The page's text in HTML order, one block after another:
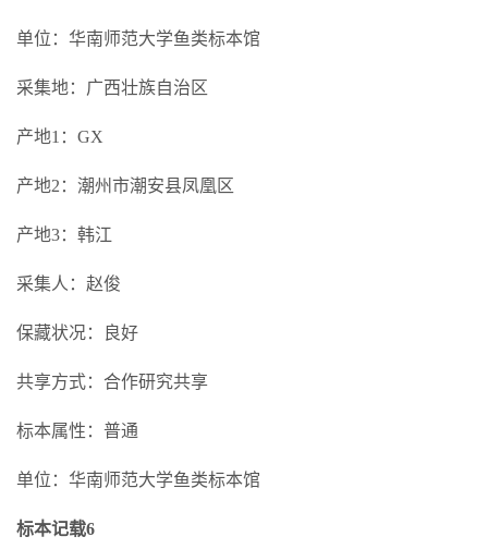
单位：华南师范大学鱼类标本馆
采集地：广西壮族自治区
产地1：GX
产地2：潮州市潮安县凤凰区
产地3：韩江
采集人：赵俊
保藏状况：良好
共享方式：合作研究共享
标本属性：普通
单位：华南师范大学鱼类标本馆
标本记载6